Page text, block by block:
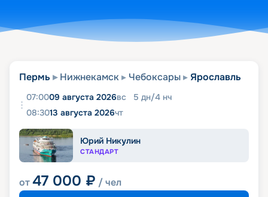
Пермь Нижнекамск Чебоксары Ярославль
07:0009 августа 2026вс 5 дн/4 нч
08:3013 августа 2026чт
Юрий Никулин
СТАНДАРТ
от47 000 ₽ / чел